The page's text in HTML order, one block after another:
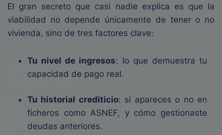
El gran secreto que casi nadie explica es que la
viabilidad no depende únicamente de tener o no
vivienda, sino de tres factores clave:
Tu nivel de ingresos: lo que demuestra tu
capacidad de pago real.
Tu historial crediticio: si apareces o no en
ficheros como ASNEF, y cómo gestionaste
deudas anteriores.